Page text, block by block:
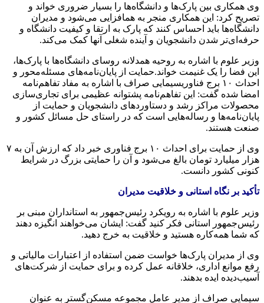
وی همکاری بین پارک‌ها و دانشگاه‌ها را بسیار ضروری خواند و
تصریح کرد: این همکاری منجر به همافزایی می‌شود و مدیران
دانشگاه‌ها باید احساس کنند که پارک به ارتقا و کیفیت دانشگاه و
حرفه‌ای‌تر شدن دانشجویان و آینده شغلی آنها کمک می‌کند.
وزیر علوم با اشاره به روحیه همدلانه روسای دانشگاه‌ها با پارک‌ها،
این فضا را یک غنیمت خواند.حمایت از پایان‌نامه‌های مسئله‌محور و
احداث ۱۰ برج فناوریسیمایی صراف با اشاره به مفاد تفاهم‌نامه
امضا شده گفت: این تفاهم‌نامه پشتوانه عظیمی برای تجاری‌سازی
محصولات مراکز رشد و دستاوردهای دانشجویان و حمایت از
پایان‌نامه‌ها و رساله‌هایی است که در راستای حل مسائل کشور و
صنعت هستند.
وی از حمایت برای احداث ۱۰ برج فناوری خبر داد که ارزش آن به ۷
هزار میلیارد تومان بالغ می‌شود و آن را حمایتی بزرگ در شرایط
کنونی کشور دانست.
تأکید بر نگاه استانی و خلاقیت مدیران
وزیر علوم با اشاره به رویکرد رئیس‌جمهور به استانداران مبنی بر
رئیس‌جمهور استانی فکر کنید گفت: ایشان می‌خواهند انگیزه دهند
که شما همه‌کاره هستید و خلاقیت به خرج دهید.
وی از مدیران پارک‌ها خواست ضمن استفاده از اعتبارات مالیاتی و
رفع موانع اداری، خلاقانه عمل کرده و برای حمایت از شرکت‌های
آسیب‌دیده ایده بدهند.
سیمایی صراف از مدیر عامل مجموعه مسکن‌گستر به عنوان